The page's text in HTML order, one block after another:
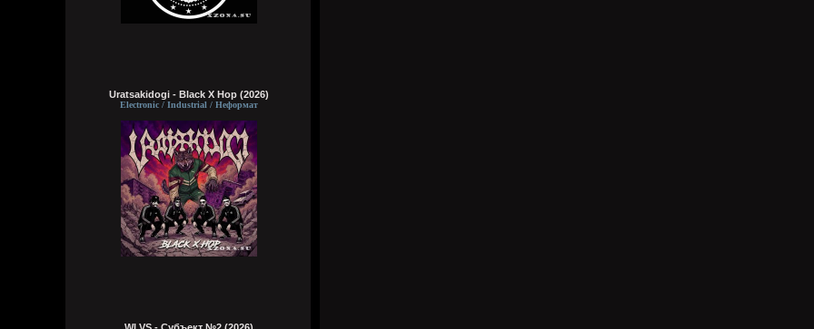
Uratsakidogi - Black X Hop (2026)
Electronic / Industrial / Неформат